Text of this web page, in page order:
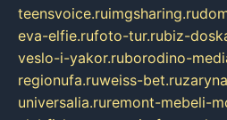
teensvoice.ruimgsharing.ru
eva-elfie.rufoto-tur.rubiz-
veslo-i-yakor.ruborodino-
regionufa.ruweiss-bet.ru
universalia.ruremont-mebeli-